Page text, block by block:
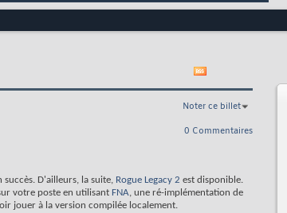
Noter ce billet
0 Commentaires
D'ailleurs, la suite, Rogue Legacy 2 est disponible.
votre poste en utilisant FNA, une ré-implémentation de
jouer à la version compilée localement.